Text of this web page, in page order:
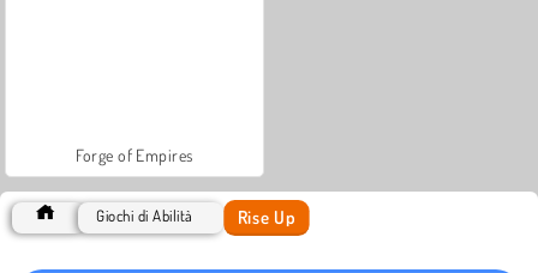
Forge of Empires
Giochi di Abilità Rise Up